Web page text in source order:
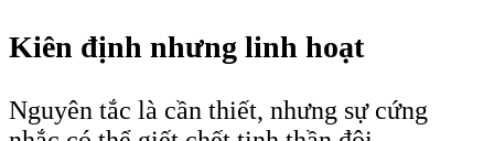
Kiên định nhưng linh hoạt
Nguyên tắc là cần thiết, nhưng sự cứng